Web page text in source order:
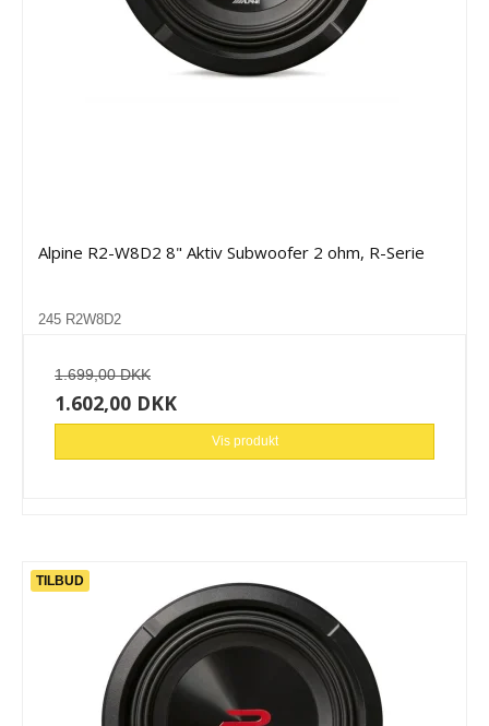
Alpine R2-W8D2 8" Aktiv Subwoofer 2 ohm, R-Serie
245 R2W8D2
1.699,00 DKK
1.602,00 DKK
Vis produkt
TILBUD